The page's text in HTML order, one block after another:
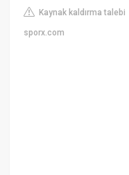
Kaynak kaldırma talebi
sporx.com